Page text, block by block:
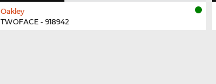
Oakley
TWOFACE - 918942